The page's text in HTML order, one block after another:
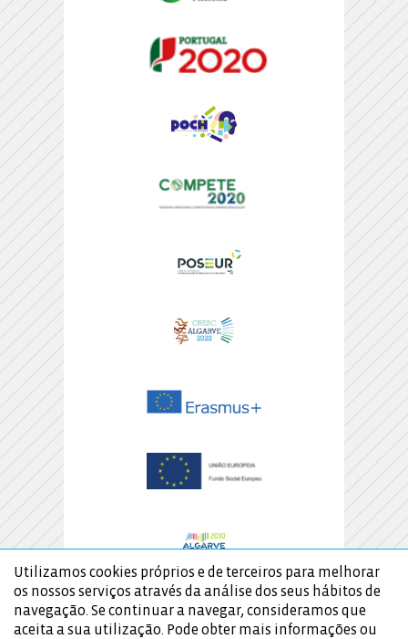
Utilizamos cookies próprios e de terceiros para melhorar
os nossos serviços através da análise dos seus hábitos de
navegação. Se continuar a navegar, consideramos que
aceita a sua utilização. Pode obter mais informações ou